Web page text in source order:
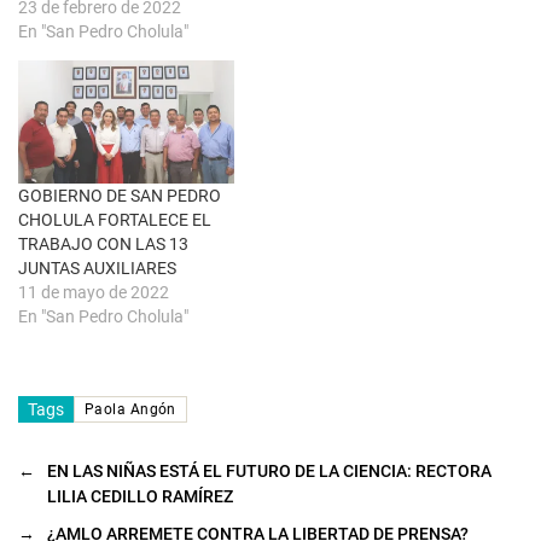
v
a
)
e
n
u
n
a
v
e
n
t
a
n
a
n
u
e
v
a
)
23 de febrero de 2022
En "San Pedro Cholula"
GOBIERNO DE SAN PEDRO
CHOLULA FORTALECE EL
TRABAJO CON LAS 13
JUNTAS AUXILIARES
11 de mayo de 2022
En "San Pedro Cholula"
Tags Paola Angón
←
EN LAS NIÑAS ESTÁ EL FUTURO DE LA CIENCIA: RECTORA
LILIA CEDILLO RAMÍREZ
→
¿AMLO ARREMETE CONTRA LA LIBERTAD DE PRENSA?